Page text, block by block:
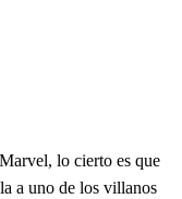
lo cierto es que
a uno de los villanos